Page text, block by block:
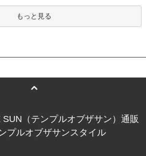
もっと見る
（テンプルオブザサン）通販
プルオブザサンスタイル